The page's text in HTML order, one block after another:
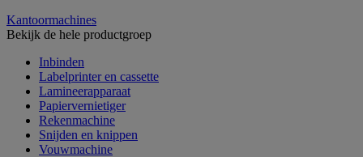
Kantoormachines
Bekijk de hele productgroep
Inbinden
Labelprinter en cassette
Lamineerapparaat
Papiervernietiger
Rekenmachine
Snijden en knippen
Vouwmachine